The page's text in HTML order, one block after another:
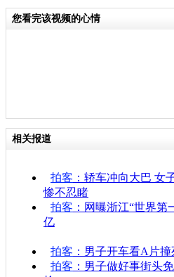
您看完该视频的心情
相关报道
拍客 ：轿车冲向大巴 女
惨不忍睹
拍客 ：网曝浙江“世界第
亿
拍客 ：男子开车看A片
拍客 ：男子做好事街头